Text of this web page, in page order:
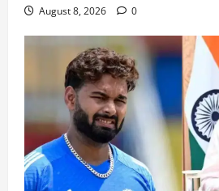
August 8, 2026 0